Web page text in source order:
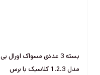
بسته 3 عددی مسواک اورال بی
مدل 1.2.3 کلاسیک با برس